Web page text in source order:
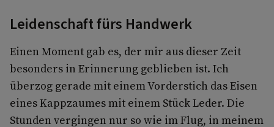
Leidenschaft fürs Handwerk
Einen Moment gab es, der mir aus dieser Zeit
besonders in Erinnerung geblieben ist. Ich
überzog gerade mit einem Vorderstich das Eisen
eines Kappzaumes mit einem Stück Leder. Die
Stunden vergingen nur so wie im Flug, in meinem